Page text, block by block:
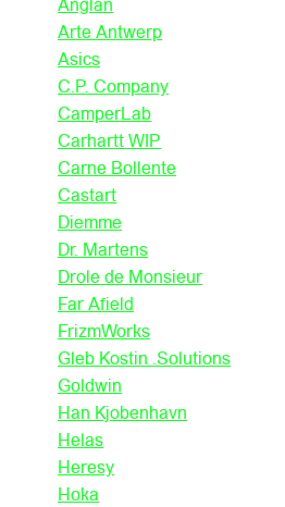
Anglan
Arte Antwerp
Asics
C.P. Company
CamperLab
Carhartt WIP
Carne Bollente
Castart
Diemme
Dr. Martens
Drole de Monsieur
Far Afield
FrizmWorks
Gleb Kostin .Solutions
Goldwin
Han Kjobenhavn
Helas
Heresy
Hoka